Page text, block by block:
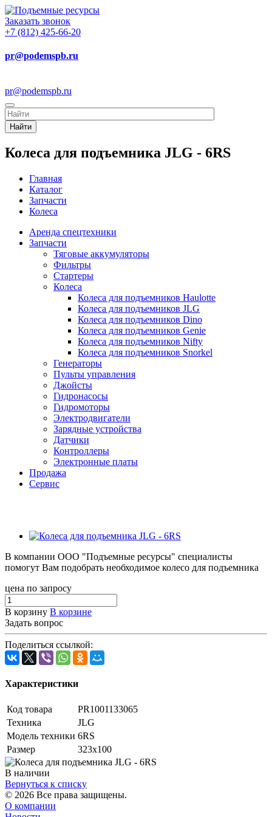
Заказать звонок
+7 (812) 425-66-20
pr@podemspb.ru
pr@podemspb.ru
Найти
Колеса для подъемника JLG - 6RS
Главная
Каталог
Запчасти
Колеса
Аренда спецтехники
Запчасти
Тяговые аккумуляторы
Фильтры
Стартеры
Колеса
Колеса для подъемников Haulotte
Колеса для подъемников JLG
Колеса для подъемников Dino
Колеса для подъемников Genie
Колеса для подъемников Nifty
Колеса для подъемников Snorkel
Генераторы
Пульты управления
Джойсты
Гидронасосы
Гидромоторы
Электродвигатели
Зарядные устройства
Датчики
Контроллеры
Электронные платы
Продажа
Сервис
В компании ООО "Подъемные ресурсы" специалисты
помогут Вам подобрать необходимое колесо для подъемника
цена по запросу
В корзину В корзине
Задать вопрос
Поделиться ссылкой:
Характеристики
Код товара
PR1001133065
Техника
JLG
Модель техники 6RS
Размер
323х100
В наличии
Вернуться к списку
© 2026 Все права защищены.
О компании